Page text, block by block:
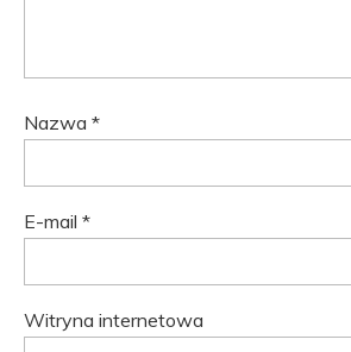
Nazwa *
E-mail *
Witryna internetowa